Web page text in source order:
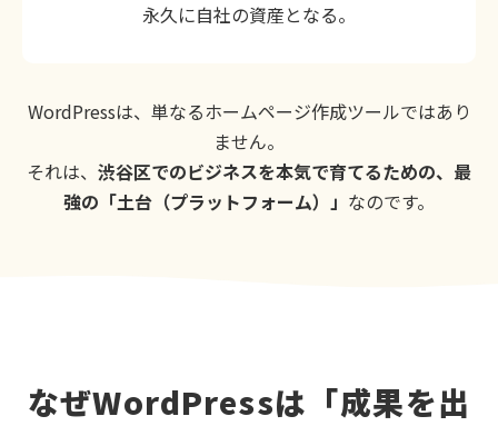
永久に自社の資産となる。
WordPressは、単なるホームページ作成ツールではあり
ません。
それは、 渋谷区でのビジネスを本気で育てるための、最
強の「土台（プラットフォーム）」 なのです。
なぜWordPressは「成果を出